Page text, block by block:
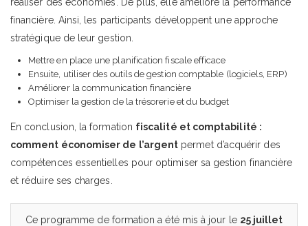
financière. Ainsi, les participants développent une approche
stratégique de leur gestion.
Mettre en place une planification fiscale efficace
Ensuite, utiliser des outils de gestion comptable (logiciels, ERP)
Améliorer la communication financière
Optimiser la gestion de la trésorerie et du budget
En conclusion, la formation fiscalité et comptabilité :
comment économiser de l’argent permet d’acquérir des
compétences essentielles pour optimiser sa gestion financière
et réduire ses charges.
Ce programme de formation a été mis à jour le 25 juillet